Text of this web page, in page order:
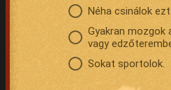
Néha csinálok
Gyakran mozgok
vagy
Sokat sportolok.